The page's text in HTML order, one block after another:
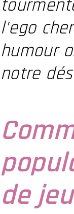
l'ego
humour
notre
de